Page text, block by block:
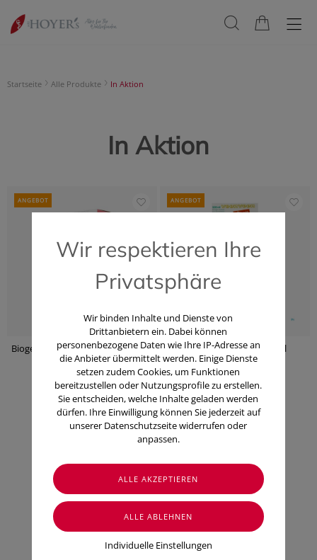
Startseite Alle Produkte In Aktion
In Aktion
ANGEBOT
Biogelat Uroakut D-Mannose Plus
Cranberry (10 Stk.)
€ 32,95€ 29,95
ANGEBOT
Veen Veen Fluesig 500ml
€ 38,90€ 28,90
ANGEBOT
ApoLife Mineralstoffgetränk
Wir respektieren Ihre
Privatsphäre
Wir binden Inhalte und Dienste von
Drittanbietern ein. Dabei können
personenbezogene Daten wie Ihre IP-Adresse an
die Anbieter übermittelt werden. Einige Dienste
setzen zudem Cookies, um Funktionen
bereitzustellen oder Nutzungsprofile zu erstellen.
Sie entscheiden, welche Inhalte geladen werden
dürfen. Ihre Einwilligung können Sie jederzeit auf
unserer Datenschutzseite widerrufen oder
anpassen.
Individuelle Einstellungen